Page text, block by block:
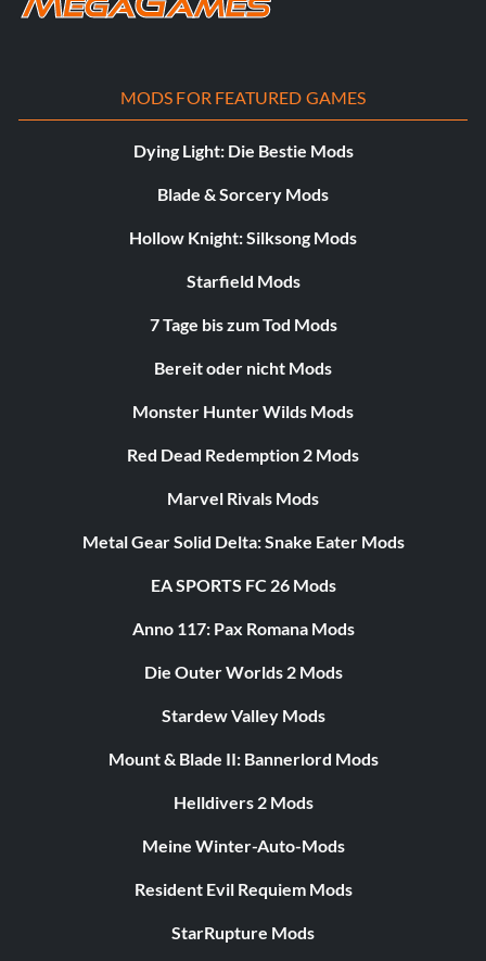
MODS FOR FEATURED GAMES
Dying Light: Die Bestie Mods
Blade & Sorcery Mods
Hollow Knight: Silksong Mods
Starfield Mods
7 Tage bis zum Tod Mods
Bereit oder nicht Mods
Monster Hunter Wilds Mods
Red Dead Redemption 2 Mods
Marvel Rivals Mods
Metal Gear Solid Delta: Snake Eater Mods
EA SPORTS FC 26 Mods
Anno 117: Pax Romana Mods
Die Outer Worlds 2 Mods
Stardew Valley Mods
Mount & Blade II: Bannerlord Mods
Helldivers 2 Mods
Meine Winter-Auto-Mods
Resident Evil Requiem Mods
StarRupture Mods